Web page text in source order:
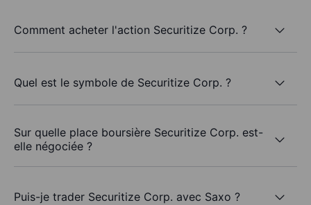
Comment acheter l'action Securitize Corp. ?
Quel est le symbole de Securitize Corp. ?
Sur quelle place boursière Securitize Corp. est-
elle négociée ?
Puis-je trader Securitize Corp. avec Saxo ?